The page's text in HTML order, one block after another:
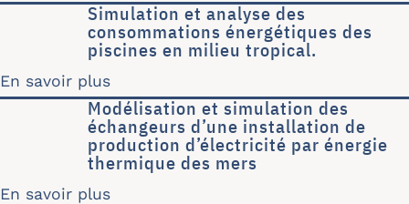
Simulation et analyse des
consommations énergétiques des
piscines en milieu tropical.
En savoir plus
Modélisation et simulation des
échangeurs d’une installation de
production d’électricité par énergie
thermique des mers
En savoir plus